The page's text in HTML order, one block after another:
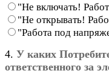
"Не включать!
"Не открывать!
"Работа под
4. У каких
ответственного за